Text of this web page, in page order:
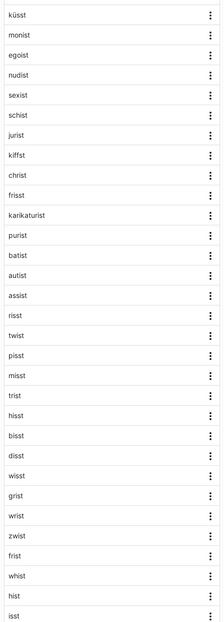
küsst
monist
egoist
nudist
sexist
schist
jurist
kiffst
christ
frisst
karikaturist
purist
batist
autist
assist
risst
twist
pisst
misst
trist
hisst
bisst
disst
wisst
grist
wrist
zwist
frist
whist
hist
isst